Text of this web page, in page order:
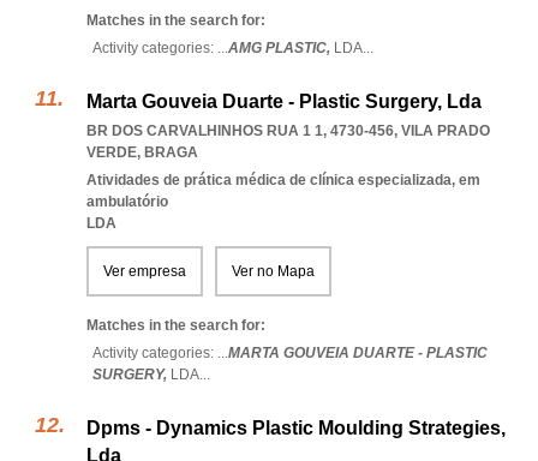
Matches in the search for:
Activity categories: ...AMG PLASTIC, LDA...
Marta Gouveia Duarte - Plastic Surgery, Lda
BR DOS CARVALHINHOS RUA 1 1, 4730-456, VILA PRADO
VERDE, BRAGA
Atividades de prática médica de clínica especializada, em
ambulatório
LDA
Ver empresa Ver no Mapa
Matches in the search for:
Activity categories: ...MARTA GOUVEIA DUARTE - PLASTIC
SURGERY, LDA...
Dpms - Dynamics Plastic Moulding Strategies,
Lda